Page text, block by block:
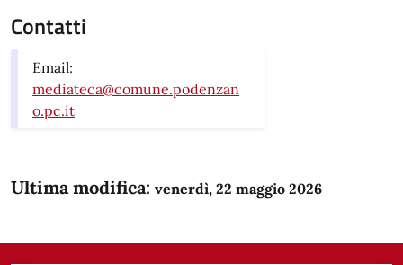
Contatti
Email:
mediateca@comune.podenzan
o.pc.it
Ultima modifica: venerdì, 22 maggio 2026